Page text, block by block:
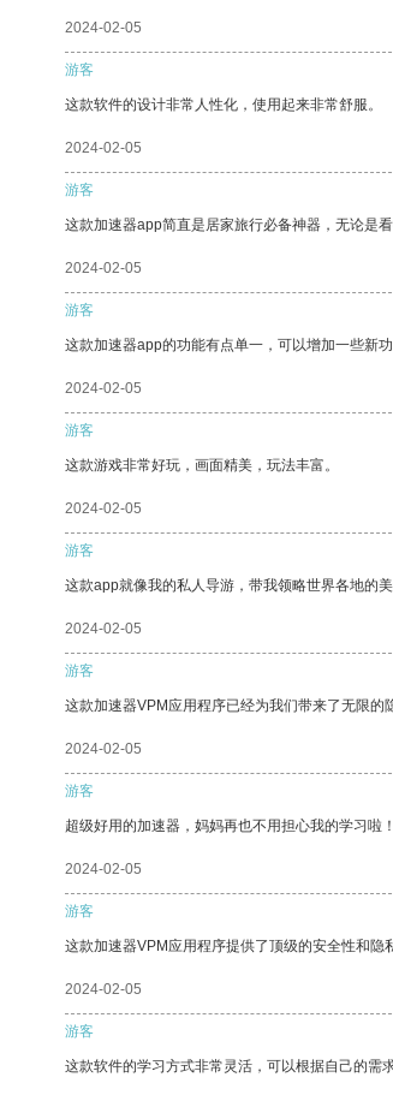
2024-02-05
游客
这款软件的设计非常人性化，使用起来非常舒服。
2024-02-05
游客
这款加速器app简直是居家旅行必备神器，无论是
2024-02-05
游客
这款加速器app的功能有点单一，可以增加一些新
2024-02-05
游客
这款游戏非常好玩，画面精美，玩法丰富。
2024-02-05
游客
这款app就像我的私人导游，带我领略世界各地的美
2024-02-05
游客
这款加速器VPM应用程序已经为我们带来了无限的
2024-02-05
游客
超级好用的加速器，妈妈再也不用担心我的学习啦！
2024-02-05
游客
这款加速器VPM应用程序提供了顶级的安全性和隐
2024-02-05
游客
这款软件的学习方式非常灵活，可以根据自己的需